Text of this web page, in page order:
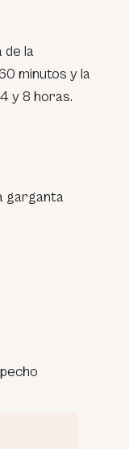
de la
minutos y la
y 8 horas.
garganta